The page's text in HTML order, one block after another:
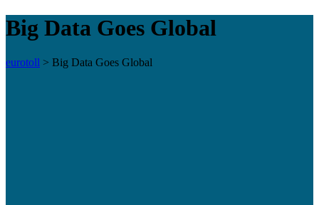
Big Data Goes Global
eurotoll > Big Data Goes Global